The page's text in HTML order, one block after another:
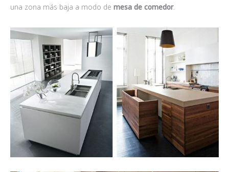
una zona más baja a modo de mesa de comedor.